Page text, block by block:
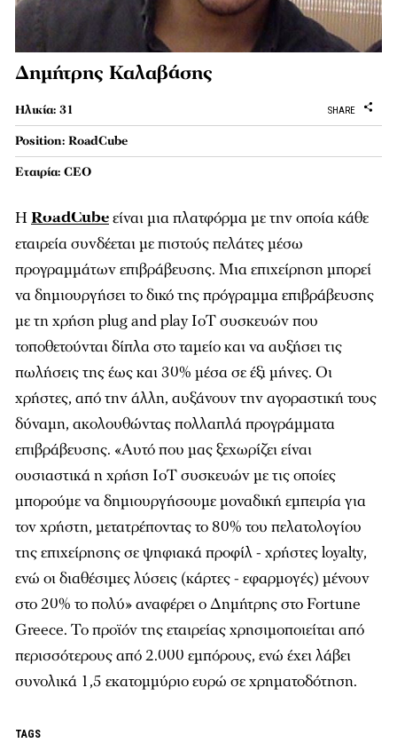
Δημήτρης Καλαβάσης
SHARE
Ηλικία: 31
Position: RoadCube
Εταιρία: CEO
Η RoadCubeείναι μια πλατφόρμα με την οποία κάθε
εταιρεία συνδέεται με πιστούς πελάτες μέσω
προγραμμάτων επιβράβευσης. Μια επιχείρηση μπορεί
να δημιουργήσει το δικό της πρόγραμμα επιβράβευσης
με τη χρήση plug and play ΙoT συσκευών που
τοποθετούνται δίπλα στο ταμείο και να αυξήσει τις
πωλήσεις της έως και 30% μέσα σε έξι μήνες. Οι
χρήστες, από την άλλη, αυξάνουν την αγοραστική τους
δύναμη, ακολουθώντας πολλαπλά προγράμματα
επιβράβευσης. «Αυτό που μας ξεχωρίζει είναι
ουσιαστικά η χρήση IoT συσκευών με τις οποίες
μπορούμε να δημιουργήσουμε μοναδική εμπειρία για
τον χρήστη, μετατρέποντας το 80% του πελατολογίου
της επιχείρησης σε ψηφιακά προφίλ - χρήστες loyalty,
ενώ οι διαθέσιμες λύσεις (κάρτες - εφαρμογές) μένουν
στο 20% το πολύ» αναφέρει ο Δημήτρης στο Fortune
Greece. Το προϊόν της εταιρείας χρησιμοποιείται από
περισσότερους από 2.000 εμπόρους, ενώ έχει λάβει
συνολικά 1,5 εκατομμύριο ευρώ σε χρηματοδότηση.
TAGS